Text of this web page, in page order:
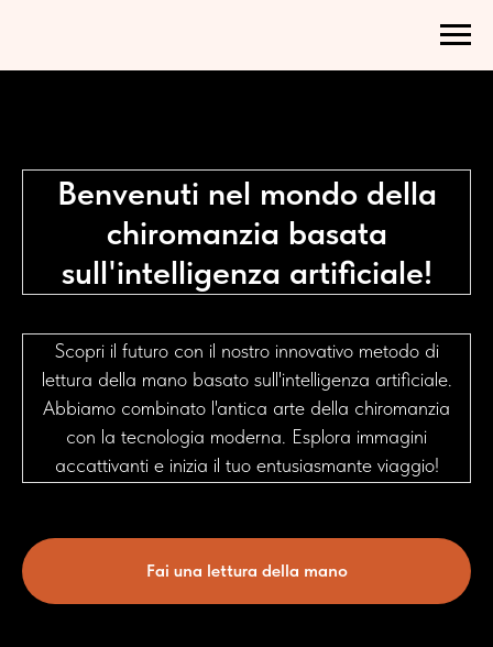
Benvenuti nel mondo della
chiromanzia basata
sull'intelligenza artificiale!
Scopri il futuro con il nostro innovativo metodo di
lettura della mano basato sull'intelligenza artificiale.
Abbiamo combinato l'antica arte della chiromanzia
con la tecnologia moderna. Esplora immagini
accattivanti e inizia il tuo entusiasmante viaggio!
Fai una lettura della mano